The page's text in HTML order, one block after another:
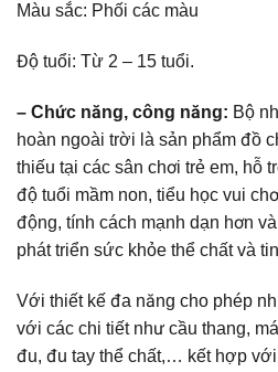
Màu sắc: Phối các màu
Độ tuổi: Từ 2 – 15 tuổi.
– Chức năng, công năng: Bộ
hoàn ngoài trời là sản phẩm đồ
thiếu tại các sân chơi trẻ em, hỗ
độ tuổi mầm non, tiểu học vui
động, tính cách mạnh dạn hơn
phát triển sức khỏe thể chất và
Với thiết kế đa năng cho phép
với các chi tiết như cầu thang,
đu, đu tay thể chất,… kết hợp